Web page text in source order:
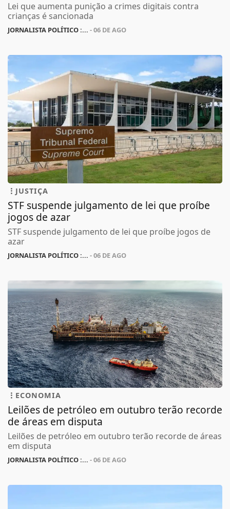
Lei que aumenta punição a crimes digitais contra
crianças é sancionada
JORNALISTA POLÍTICO :... - 06 DE AGO
JUSTIÇA
STF suspende julgamento de lei que proíbe
jogos de azar
STF suspende julgamento de lei que proíbe jogos de
azar
JORNALISTA POLÍTICO :... - 06 DE AGO
ECONOMIA
Leilões de petróleo em outubro terão recorde
de áreas em disputa
Leilões de petróleo em outubro terão recorde de áreas
em disputa
JORNALISTA POLÍTICO :... - 06 DE AGO